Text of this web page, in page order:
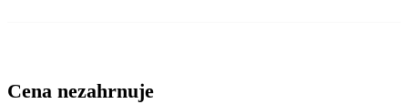
Cena nezahrnuje